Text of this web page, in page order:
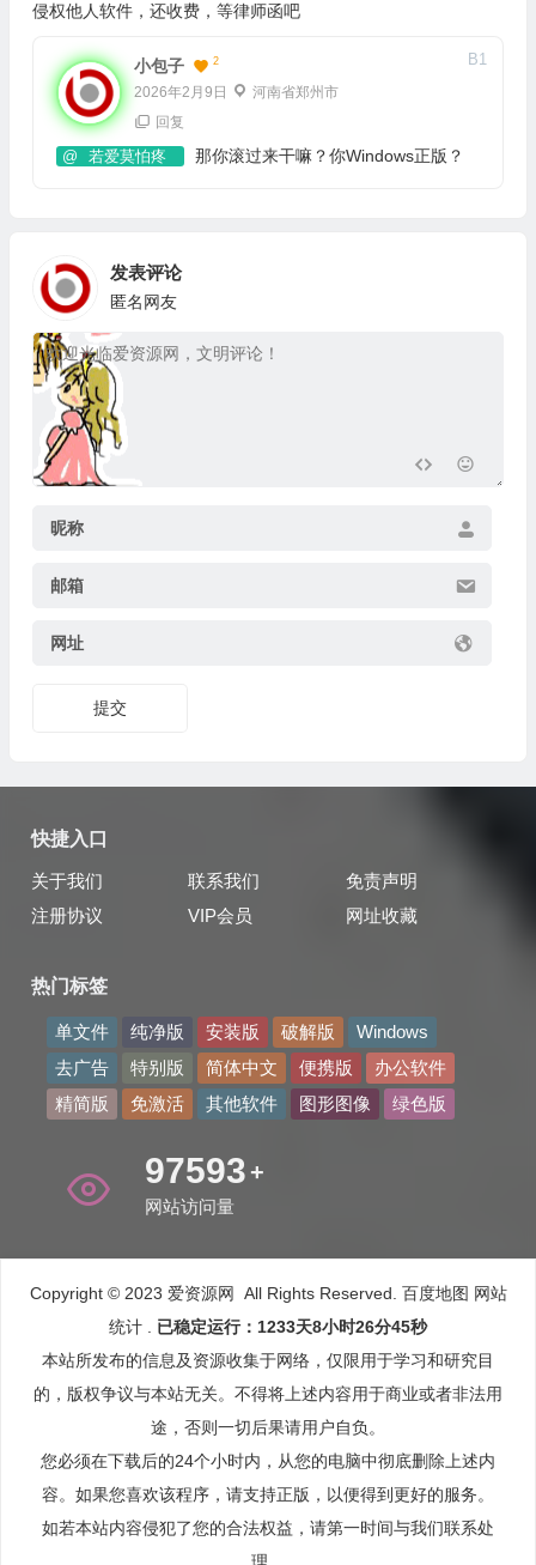
侵权他人软件，还收费，等律师函吧
小包子 2
2026年2月9日 河南省郑州市
B1
回复
@ 若爱莫怕疼 那你滚过来干嘛？你Windows正版？
发表评论
匿名网友
昵称
邮箱
网址
提交
快捷入口
关于我们 联系我们
免责声明
注册协议
VIP会员 网址收藏
热门标签
单文件 纯净版 安装版 破解版
Windows
去广告
特别版 简体中文 便携版
办公软件
精简版
免激活 其他软件 图形图像 绿色版
110884
网站访问量
Copyright © 2023 爱资源网 All Rights Reserved. 百度地图 网站
统计 . 已稳定运行：1233天8小时26分46秒
本站所发布的信息及资源收集于网络，仅限用于学习和研究目
的，版权争议与本站无关。不得将上述内容用于商业或者非法用
途，否则一切后果请用户自负。
您必须在下载后的24个小时内，从您的电脑中彻底删除上述内
容。如果您喜欢该程序，请支持正版，以便得到更好的服务。
如若本站内容侵犯了您的合法权益，请第一时间与我们联系处